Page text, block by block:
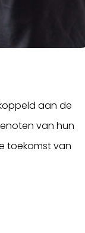
aan de
van hun
toekomst van